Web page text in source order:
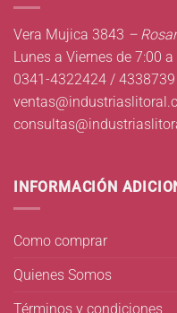
Vera Mujica 3843 –
Lunes a Viernes de 7:00
0341-4322424 / 4338739
INFORMACIÓN
Como comprar
Quienes Somos
Términos y condiciones